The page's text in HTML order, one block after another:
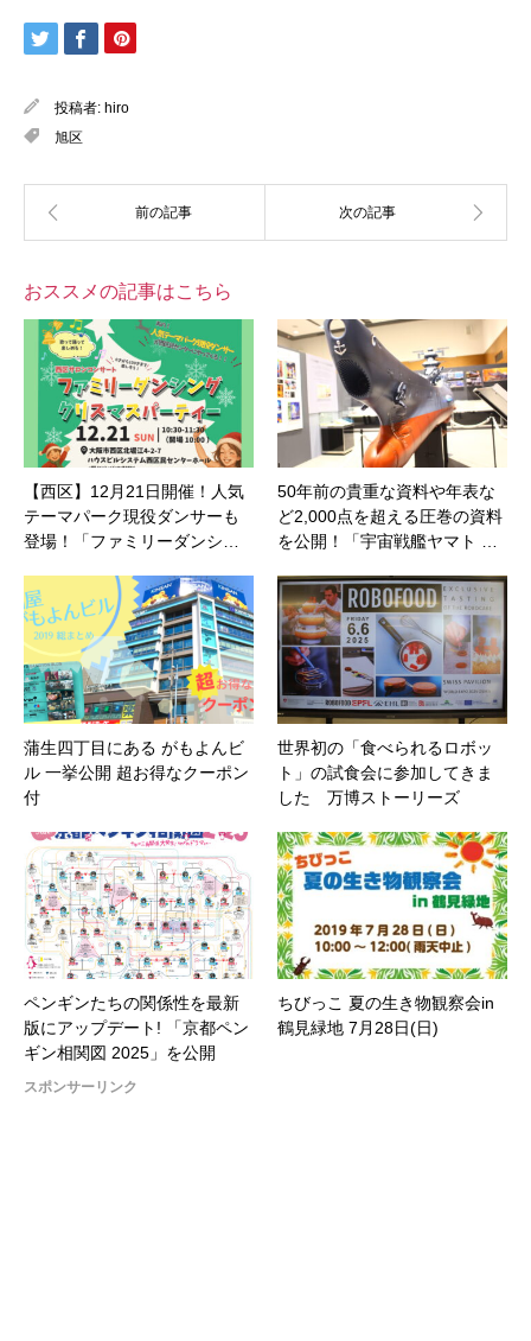
投稿者: hiro
旭区
おススメの記事はこちら
【西区】12月21日開催！人気
テーマパーク現役ダンサーも
登場！「ファミリーダンシ…
50年前の貴重な資料や年表な
ど2,000点を超える圧巻の資料
を公開！「宇宙戦艦ヤマト …
蒲生四丁目にある がもよんビ
ル 一挙公開 超お得なクーポン
付
世界初の「食べられるロボッ
ト」の試食会に参加してきま
した 万博ストーリーズ
ペンギンたちの関係性を最新
版にアップデート! 「京都ペン
ギン相関図 2025」を公開
ちびっこ 夏の生き物観察会in
鶴見緑地 7月28日(日)
スポンサーリンク